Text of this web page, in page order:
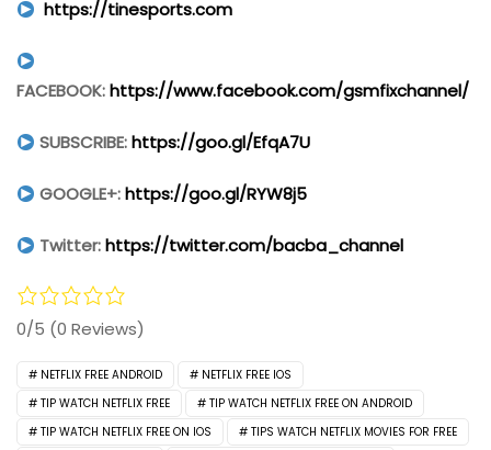
https://tinesports.com
FACEBOOK:https://www.facebook.com/gsmfixchannel/
SUBSCRIBE:https://goo.gl/EfqA7U
GOOGLE+:https://goo.gl/RYW8j5
Twitter:https://twitter.com/bacba_channel
0/5 (0 Reviews)
NETFLIX FREE ANDROID
NETFLIX FREE IOS
TIP WATCH NETFLIX FREE
TIP WATCH NETFLIX FREE ON ANDROID
TIP WATCH NETFLIX FREE ON IOS
TIPS WATCH NETFLIX MOVIES FOR FREE